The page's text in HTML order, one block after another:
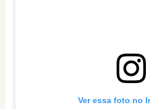
Ver essa foto no